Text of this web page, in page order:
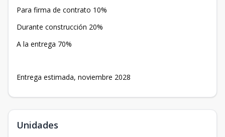
Para firma de contrato 10%
Durante construcción 20%
A la entrega 70%
Entrega estimada, noviembre 2028
Unidades